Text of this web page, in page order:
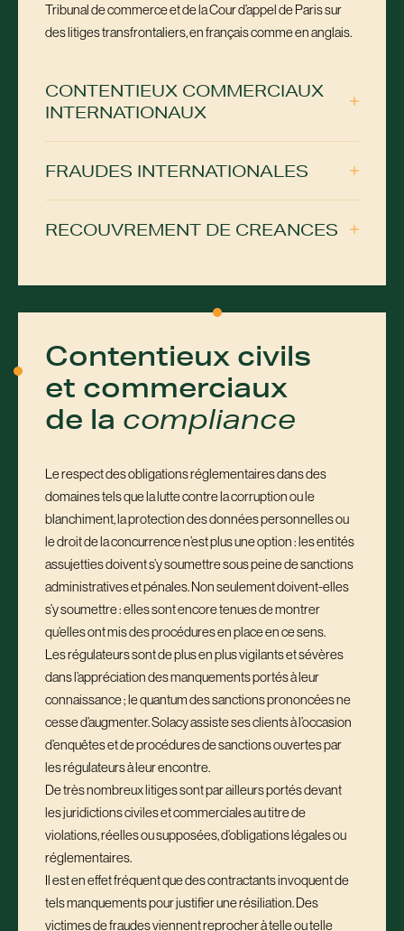
Tribunal de commerce et de la Cour d’appel de Paris sur
des litiges transfrontaliers, en français comme en anglais.
CONTENTIEUX COMMERCIAUX
INTERNATIONAUX
FRAUDES INTERNATIONALES
RECOUVREMENT DE CREANCES
Contentieux civils
et commerciaux
de la compliance
Le respect des obligations réglementaires dans des
domaines tels que la lutte contre la corruption ou le
blanchiment, la protection des données personnelles ou
le droit de la concurrence n’est plus une option : les entités
assujetties doivent s’y soumettre sous peine de sanctions
administratives et pénales. Non seulement doivent-elles
s’y soumettre : elles sont encore tenues de montrer
qu’elles ont mis des procédures en place en ce sens.
Les régulateurs sont de plus en plus vigilants et sévères
dans l’appréciation des manquements portés à leur
connaissance ; le quantum des sanctions prononcées ne
cesse d’augmenter. Solacy assiste ses clients à l’occasion
d’enquêtes et de procédures de sanctions ouvertes par
les régulateurs à leur encontre.
De très nombreux litiges sont par ailleurs portés devant
les juridictions civiles et commerciales au titre de
violations, réelles ou supposées, d’obligations légales ou
réglementaires.
Il est en effet fréquent que des contractants invoquent de
tels manquements pour justifier une résiliation. Des
victimes de fraudes viennent reprocher à telle ou telle